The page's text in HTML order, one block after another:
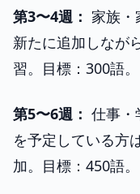
第3〜4週： 家族・
新たに追加しなが
習。目標：300語。
第5〜6週： 仕事・
を予定している方
加。目標：450語。